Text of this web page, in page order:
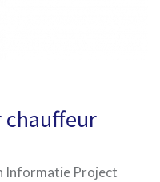
Informatie Project